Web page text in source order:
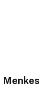
Menkes